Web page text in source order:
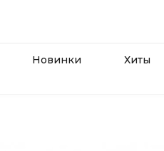
Новинки Хиты